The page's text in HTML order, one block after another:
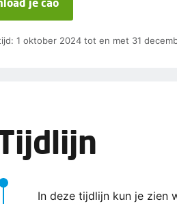
1 oktober 2024 tot en met 31
In deze tijdlijn kun je zien